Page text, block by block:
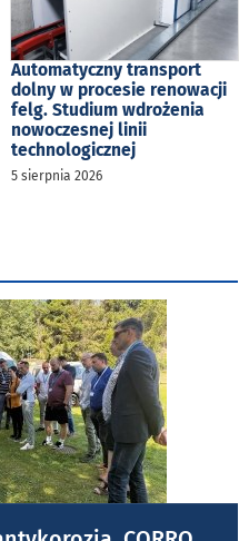
Automatyczny transport
dolny w procesie renowacji
felg. Studium wdrożenia
nowoczesnej linii
technologicznej
5 sierpnia 2026